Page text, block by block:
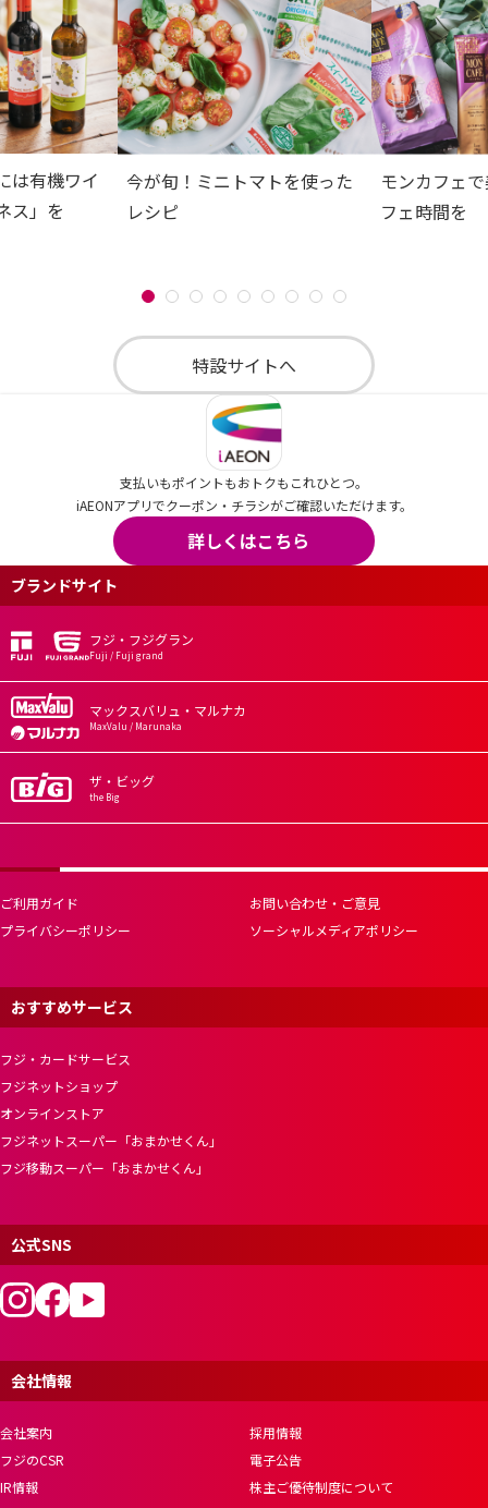
は有機ワイ
ス」を
今が旬！ミニトマトを使った
レシピ
モンカフェ
フェ時間を
特設サイトへ
支払いもポイントもおトクもこれひとつ。
iAEONアプリでクーポン・チラシがご確認いただけます。
詳しくはこちら
ブランドサイト
フジ・フジグラン
Fuji / Fuji grand
マックスバリュ・マルナカ
MaxValu / Marunaka
ザ・ビッグ
the Big
ご利用ガイド
お問い合わせ・ご意見
プライバシーポリシー
ソーシャルメディアポリシー
おすすめサービス
フジ・カードサービス
フジネットショップ
オンラインストア
フジネットスーパー「おまかせくん」
フジ移動スーパー「おまかせくん」
公式SNS
会社情報
会社案内
採用情報
フジのCSR
電子公告
IR情報
株主ご優待制度について